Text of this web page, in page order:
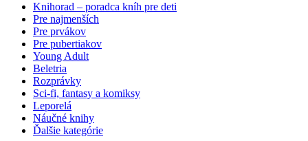
Knihorad – poradca kníh pre deti
Pre najmenších
Pre prvákov
Pre pubertiakov
Young Adult
Beletria
Rozprávky
Sci-fi, fantasy a komiksy
Leporelá
Náučné knihy
Ďalšie kategórie